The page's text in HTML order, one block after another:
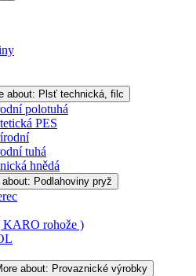
about: Plsť technická, filc
polotuhá
PES
tuhá
hnědá
about: Podlahoviny pryž
KARO rohože )
about: Provaznické výrobky